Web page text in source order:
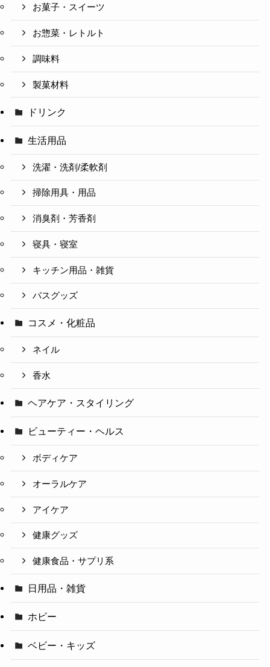
お菓子・スイーツ
お惣菜・レトルト
調味料
製菓材料
ドリンク
生活用品
洗濯・洗剤/柔軟剤
掃除用具・用品
消臭剤・芳香剤
寝具・寝室
キッチン用品・雑貨
バスグッズ
コスメ・化粧品
ネイル
香水
ヘアケア・スタイリング
ビューティー・ヘルス
ボディケア
オーラルケア
アイケア
健康グッズ
健康食品・サプリ系
日用品・雑貨
ホビー
ベビー・キッズ